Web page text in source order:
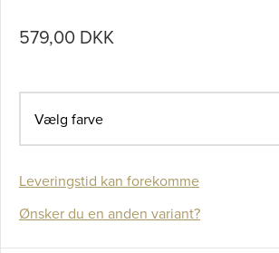
579,00 DKK
Vælg farve
Leveringstid kan forekomme
Ønsker du en anden variant?